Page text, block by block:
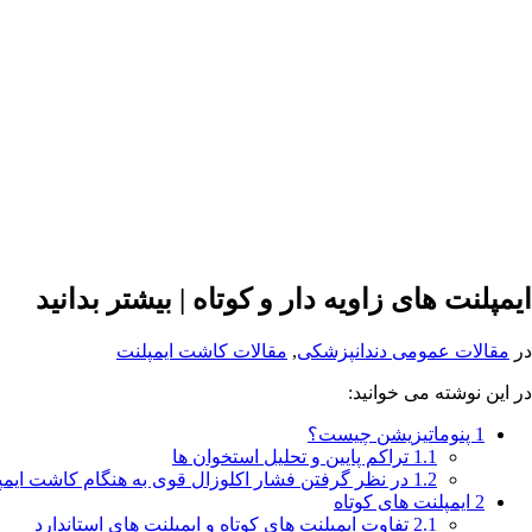
ایمپلنت های زاویه دار و کوتاه | بیشتر بدانید
در مقالات عمومی دندانپزشکی, مقالات کاشت ایمپلنت
در این نوشته می خوانید:
1 پنوماتیزیشن چیست؟
1.1 تراکم پایین و تحلیل استخوان ها
1.2 در نظر گرفتن فشار اکلوزال قوی به هنگام کاشت
2 ایمپلنت های کوتاه
2.1 تفاوت ایمپلنت های کوتاه و ایمپلنت های استاندارد